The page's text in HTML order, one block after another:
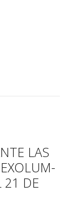
LAS
21 DE